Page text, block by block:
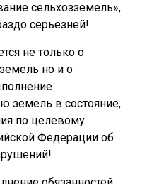
сельхозземель»,
серьезней!
не только о
но и о
земель в состояние,
по целевому
Федерации об